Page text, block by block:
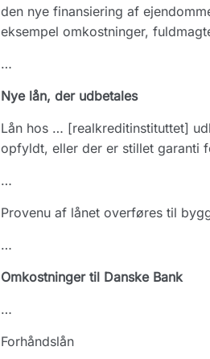
den nye finansiering af
eksempel omkostninger,
…
Nye lån, der udbetales
Lån hos … [realkreditinstituttet]
opfyldt, eller der er stillet garanti
…
Provenu af lånet overføres til
…
Omkostninger til Danske Bank
…
Forhåndslån